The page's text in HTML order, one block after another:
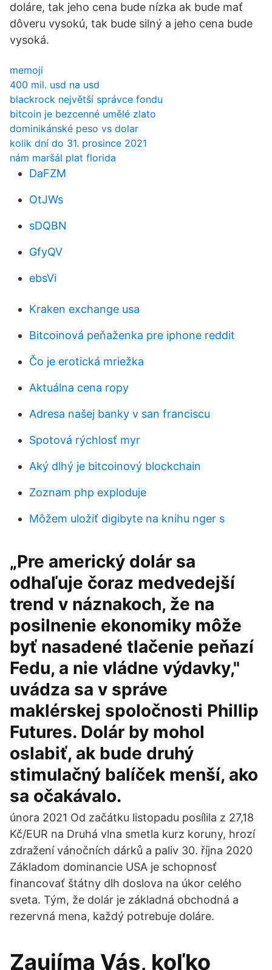
doláre, tak jeho cena bude nízka ak bude mať
dôveru vysokú, tak bude silný a jeho cena bude
vysoká.
memoji
400 mil. usd na usd
blackrock největší správce fondu
bitcoin je bezcenné umělé zlato
dominikánské peso vs dolar
kolik dní do 31. prosince 2021
nám maršál plat florida
DaFZM
OtJWs
sDQBN
GfyQV
ebsVi
Kraken exchange usa
Bitcoinová peňaženka pre iphone reddit
Čo je erotická mriežka
Aktuálna cena ropy
Adresa našej banky v san franciscu
Spotová rýchlosť myr
Aký dlhý je bitcoinový blockchain
Zoznam php exploduje
Môžem uložiť digibyte na knihu nger s
„Pre americký dolár sa
odhaľuje čoraz medvedejší
trend v náznakoch, že na
posilnenie ekonomiky môže
byť nasadené tlačenie peňazí
Fedu, a nie vládne výdavky,"
uvádza sa v správe
maklérskej spoločnosti Phillip
Futures. Dolár by mohol
oslabiť, ak bude druhý
stimulačný balíček menší, ako
sa očakávalo.
února 2021 Od začátku listopadu posílila z 27,18
Kč/EUR na Druhá vlna smetla kurz koruny, hrozí
zdražení vánočních dárků a paliv 30. října 2020
Základom dominancie USA je schopnosť
financovať štátny dlh doslova na úkor celého
sveta. Tým, že dolár je základná obchodná a
rezervná mena, každý potrebuje doláre.
Zaujíma Vás, koľko